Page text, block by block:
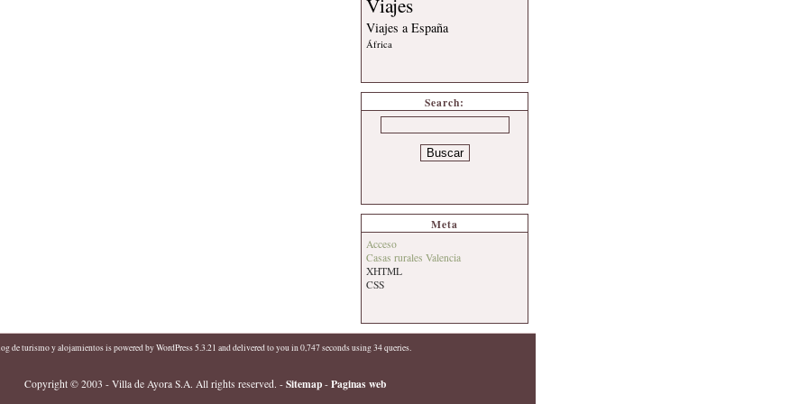
Viajes
Viajes a España
África
Search:
Meta
Acceso
Casas rurales Valencia
XHTML
CSS
de turismo y alojamientosis powered byWordPress 5.3.21 and delivered to you in 0,747 seconds using 34 queries.
Copyright © 2003 - Villa de Ayora S.A. All rights reserved. - Sitemap - Paginas web